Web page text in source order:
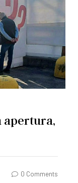
apertura,
0 Comments